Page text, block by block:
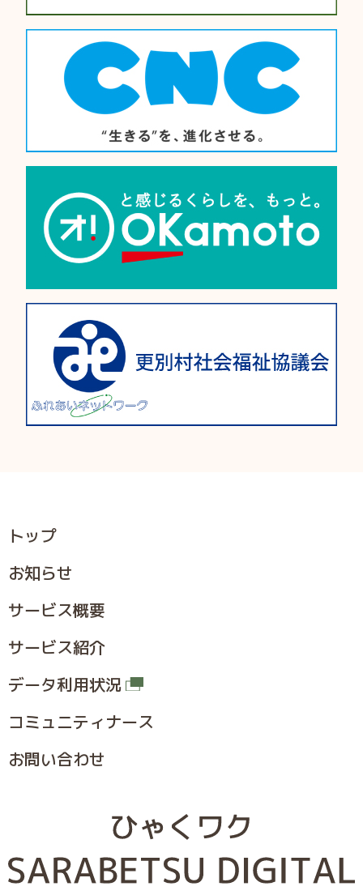
トップ
お知らせ
サービス概要
サービス紹介
データ利用状況
コミュニティナース
お問い合わせ